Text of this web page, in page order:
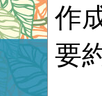
作
要